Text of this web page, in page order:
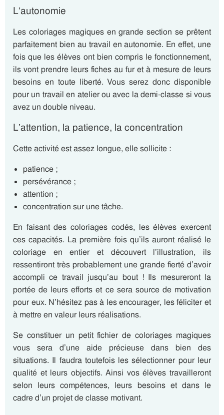
L’autonomie
Les coloriages magiques en grande section se prêtent
parfaitement bien au travail en autonomie. En effet, une
fois que les élèves ont bien compris le fonctionnement,
ils vont prendre leurs fiches au fur et à mesure de leurs
besoins en toute liberté. Vous serez donc disponible
pour un travail en atelier ou avec la demi-classe si vous
avez un double niveau.
L’attention, la patience, la concentration
Cette activité est assez longue, elle sollicite :
patience ;
persévérance ;
attention ;
concentration sur une tâche.
En faisant des coloriages codés, les élèves exercent
ces capacités. La première fois qu’ils auront réalisé le
coloriage en entier et découvert l’illustration, ils
ressentiront très probablement une grande fierté d’avoir
accompli ce travail jusqu’au bout ! Ils mesureront la
portée de leurs efforts et ce sera source de motivation
pour eux. N’hésitez pas à les encourager, les féliciter et
à mettre en valeur leurs réalisations.
Se constituer un petit fichier de coloriages magiques
vous sera d’une aide précieuse dans bien des
situations. Il faudra toutefois les sélectionner pour leur
qualité et leurs objectifs. Ainsi vos élèves travailleront
selon leurs compétences, leurs besoins et dans le
cadre d’un projet de classe motivant.